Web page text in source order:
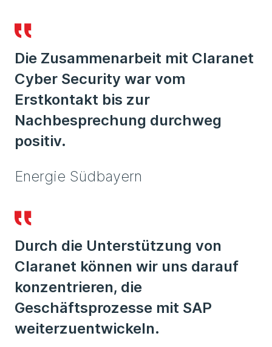
Die Zusammenarbeit mit Claranet
Cyber Security war vom
Erstkontakt bis zur
Nachbesprechung durchweg
positiv.
Energie Südbayern
Durch die Unterstützung von
Claranet können wir uns darauf
konzentrieren, die
Geschäftsprozesse mit SAP
weiterzuentwickeln.